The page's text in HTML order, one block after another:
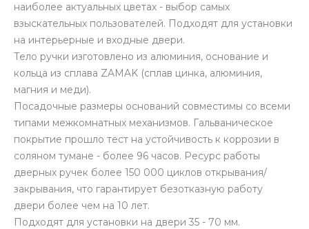
наиболее актуальных цветах - выбор самых
взыскательных пользователей. Подходят для установки
на интерьерные и входные двери.
Тело ручки изготовлено из алюминия, основание и
кольца из сплава ZAMAK (сплав цинка, алюминия,
магния и меди).
Посадочные размеры оснований совместимы со всеми
типами межкомнатных механизмов. Гальваническое
покрытие прошло тест на устойчивость к коррозии в
соляном тумане - более 96 часов. Ресурс работы
дверных ручек более 150 000 циклов открывания/
закрывания, что гарантирует безотказную работу
двери более чем на 10 лет.
Подходят для установки на двери 35 - 70 мм.